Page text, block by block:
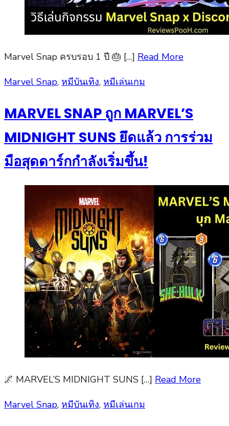
Marvel Snap ครบรอบ 1 ปี 🎂 […] Read More
Posted
Marvel Snap, หมีบันเทิง, หมีเล่นเกม
MARVEL SNAP ถูก MARVEL’S
MIDNIGHT SUNS ยึดแล้ว การร่วม
มือสุดดาร์กกำลังเริ่มขึ้น!
🌌 MARVEL’S MIDNIGHT SUNS […] Read More
Posted
Marvel Snap, หมีบันเทิง, หมีเล่นเกม